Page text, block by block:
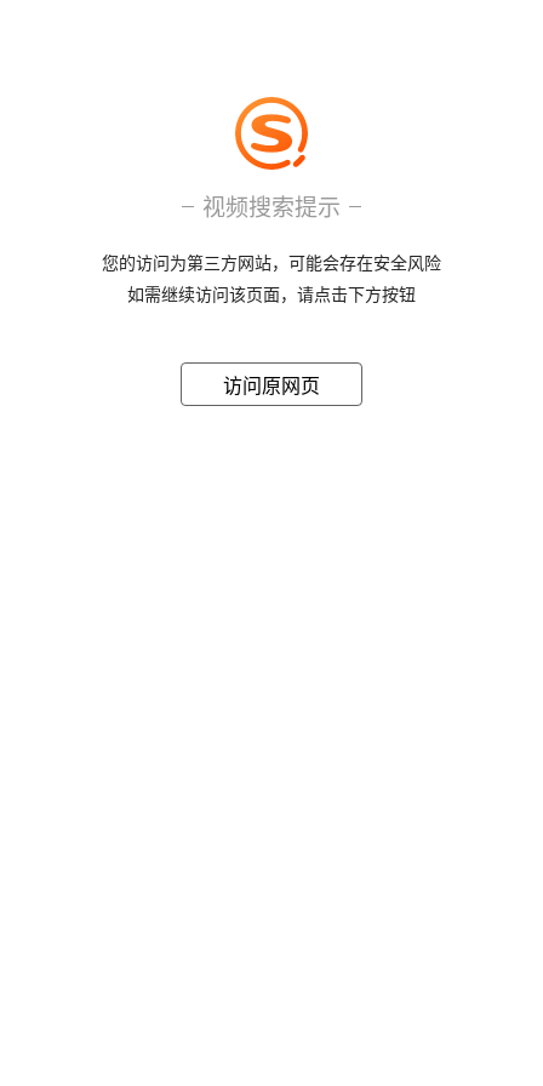
视频搜索提示
您的访问为第三方网站，可能会存在安全风险
如需继续访问该页面，请点击下方按钮
访问原网页